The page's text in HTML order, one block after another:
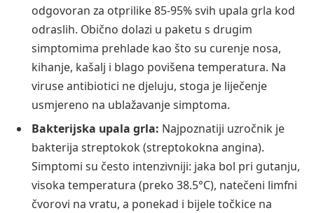
odgovoran za otprilike 85-95% svih upala grla kod
odraslih. Obično dolazi u paketu s drugim
simptomima prehlade kao što su curenje nosa,
kihanje, kašalj i blago povišena temperatura. Na
viruse antibiotici ne djeluju, stoga je liječenje
usmjereno na ublažavanje simptoma.
Bakterijska upala grla: Najpoznatiji uzročnik je
bakterija streptokok (streptokokna angina).
Simptomi su često intenzivniji: jaka bol pri gutanju,
visoka temperatura (preko 38.5°C), natečeni limfni
čvorovi na vratu, a ponekad i bijele točkice na